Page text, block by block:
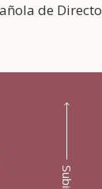
de
Subir